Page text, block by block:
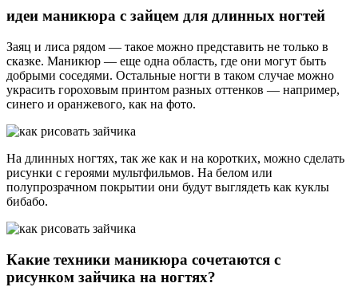
идеи маникюра с зайцем для длинных ногтей
Заяц и лиса рядом — такое можно представить не только в
сказке. Маникюр — еще одна область, где они могут быть
добрыми соседями. Остальные ногти в таком случае можно
украсить гороховым принтом разных оттенков — например,
синего и оранжевого, как на фото.
На длинных ногтях, так же как и на коротких, можно сделать
рисунки с героями мультфильмов. На белом или
полупрозрачном покрытии они будут выглядеть как куклы
бибабо.
Какие техники маникюра сочетаются с
рисунком зайчика на ногтях?